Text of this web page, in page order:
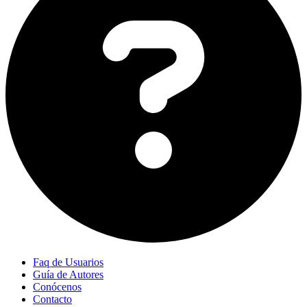
Faq de Usuarios
Guía de Autores
Conócenos
Contacto